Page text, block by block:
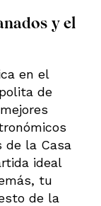
y el
en el
de
de la Casa
ideal
tu
de la